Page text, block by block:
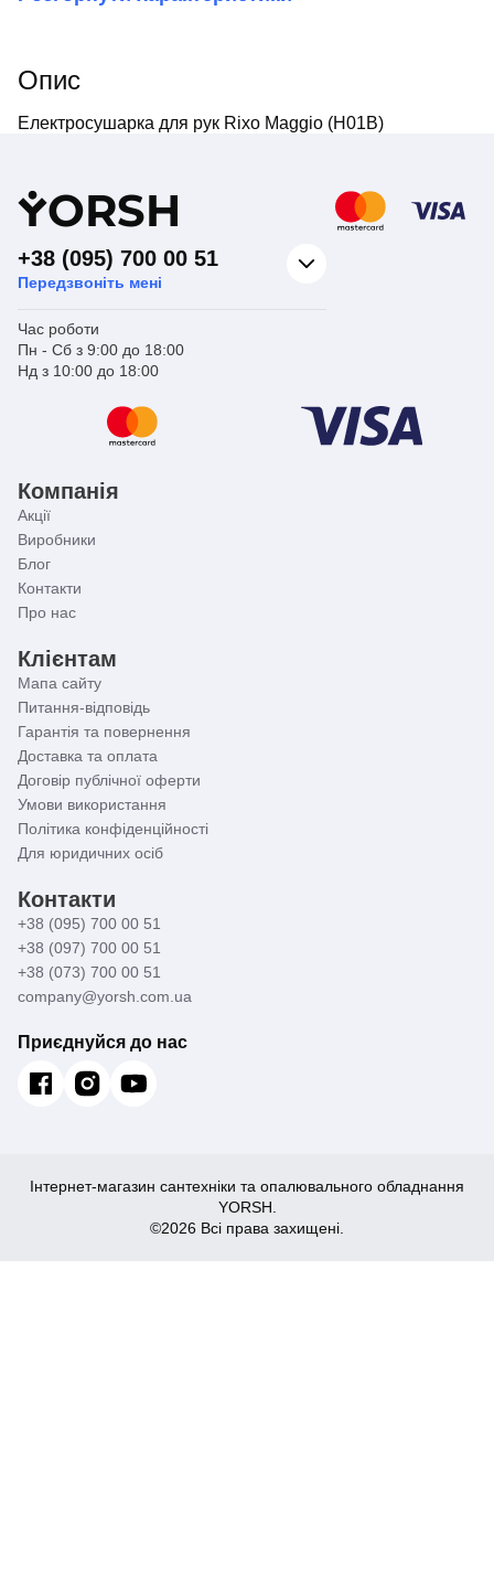
Опис
Електросушарка для рук Rixo Maggio (H01B)
YORSH
+38 (095) 700 00 51
Передзвоніть мені
Час роботи
Пн - Сб з 9:00 до 18:00
Нд з 10:00 до 18:00
Компанія
Акції
Виробники
Блог
Контакти
Про нас
Клієнтам
Мапа сайту
Питання-відповідь
Гарантія та повернення
Доставка та оплата
Договір публічної оферти
Умови використання
Політика конфіденційності
Для юридичних осіб
Контакти
+38 (095) 700 00 51
+38 (097) 700 00 51
+38 (073) 700 00 51
company@yorsh.com.ua
Приєднуйся до нас
Інтернет-магазин сантехніки та опалювального обладнання
YORSH.
©2026 Всі права захищені.